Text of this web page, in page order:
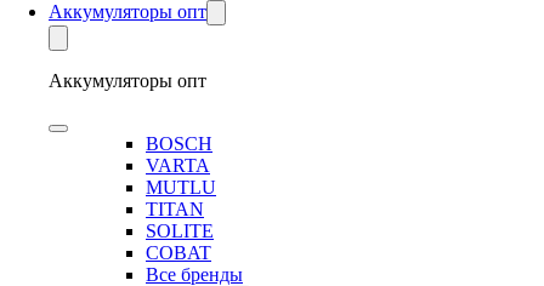
Аккумуляторы опт
Аккумуляторы опт
BOSCH
VARTA
MUTLU
TITAN
SOLITE
COBAT
Все бренды